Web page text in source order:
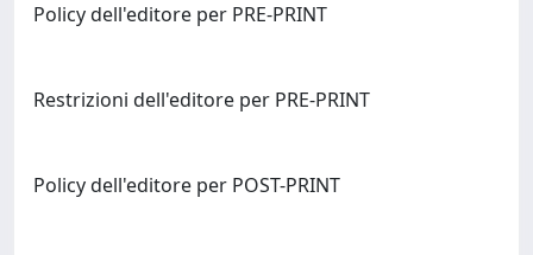
Policy dell'editore per PRE-PRINT
Restrizioni dell'editore per PRE-PRINT
Policy dell'editore per POST-PRINT